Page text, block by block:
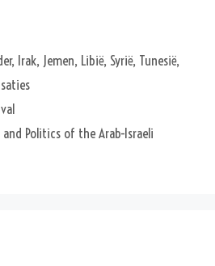
, Irak, Jemen, Libië, Syrië, Tunesië,
Politics of the Arab-Israeli